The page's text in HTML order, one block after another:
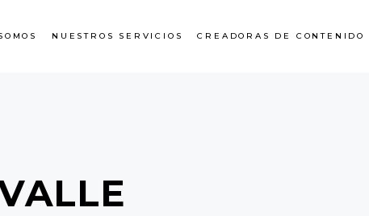
NUESTROS SERVICIOS CREADORAS DE CONTENIDO